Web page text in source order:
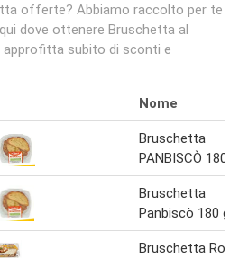
offerte? Abbiamo raccolto per te
dove ottenere Bruschetta al
approfitta subito di sconti e
Nome
Bruschetta
PANBISCÒ 180 g
Bruschetta
Panbiscò 180 g
Bruschetta